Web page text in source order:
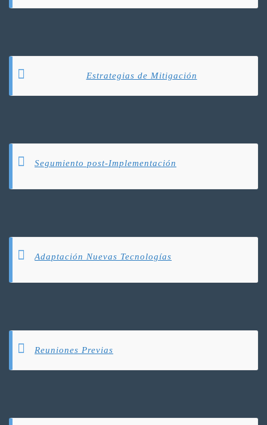
Estrategias de Mitigación
Segumiento post-Implementación
Adaptación Nuevas Tecnologías
Reuniones Previas